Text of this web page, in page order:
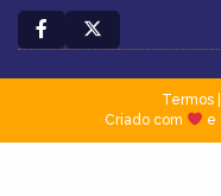
Termos|
Criado com
e